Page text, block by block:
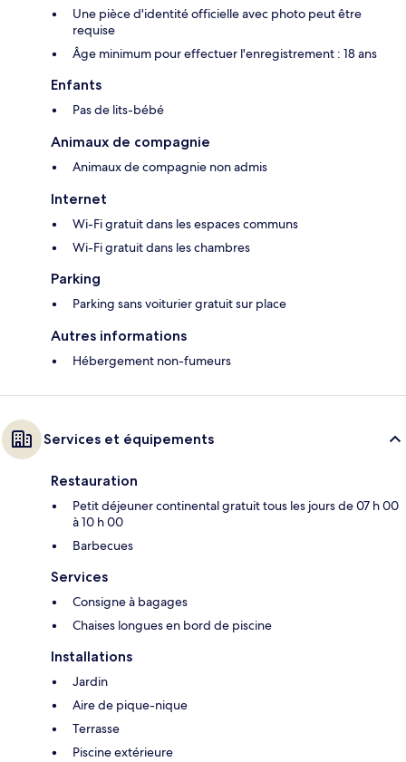
Une pièce d'identité officielle avec photo peut être
requise
Âge minimum pour effectuer l'enregistrement : 18 ans
Enfants
Pas de lits-bébé
Animaux de compagnie
Animaux de compagnie non admis
Internet
Wi-Fi gratuit dans les espaces communs
Wi-Fi gratuit dans les chambres
Parking
Parking sans voiturier gratuit sur place
Autres informations
Hébergement non-fumeurs
Services et équipements
Restauration
Petit déjeuner continental gratuit tous les jours de 07 h 00
à 10 h 00
Barbecues
Services
Consigne à bagages
Chaises longues en bord de piscine
Installations
Jardin
Aire de pique-nique
Terrasse
Piscine extérieure